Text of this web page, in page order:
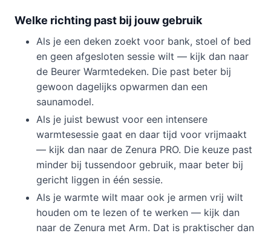
Welke richting past bij jouw gebruik
Als je een deken zoekt voor bank, stoel of bed
en geen afgesloten sessie wilt — kijk dan naar
de Beurer Warmtedeken. Die past beter bij
gewoon dagelijks opwarmen dan een
saunamodel.
Als je juist bewust voor een intensere
warmtesessie gaat en daar tijd voor vrijmaakt
— kijk dan naar de Zenura PRO. Die keuze past
minder bij tussendoor gebruik, maar beter bij
gericht liggen in één sessie.
Als je warmte wilt maar ook je armen vrij wilt
houden om te lezen of te werken — kijk dan
naar de Zenura met Arm. Dat is praktischer dan